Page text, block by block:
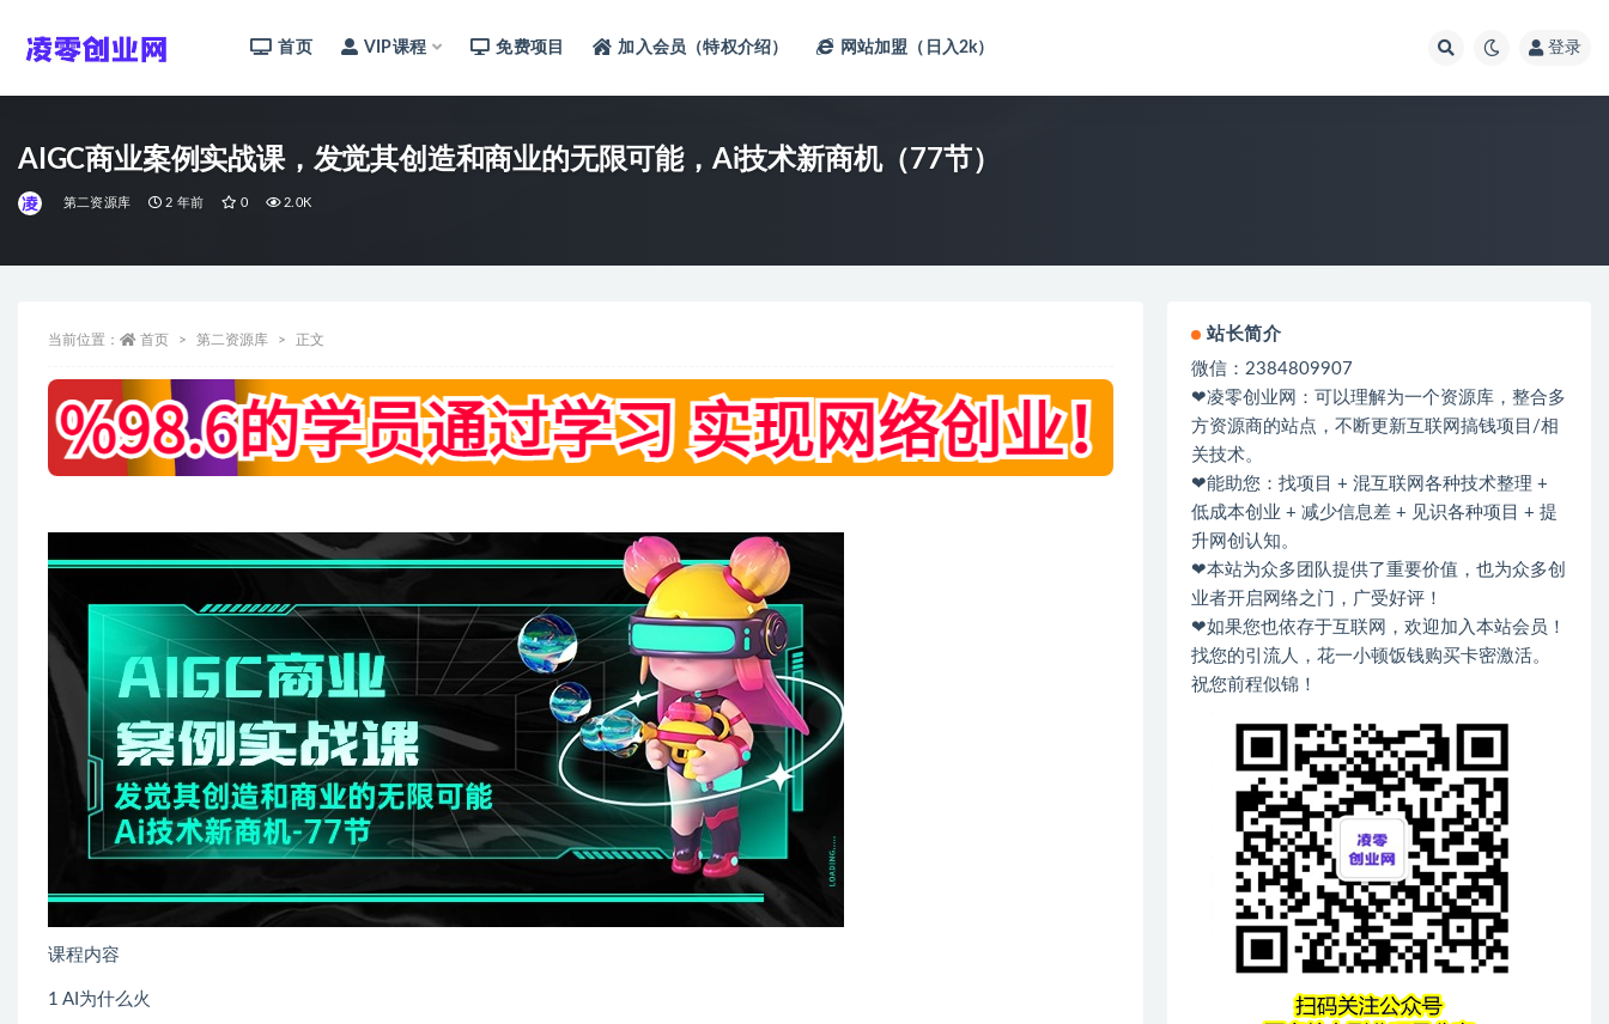
首页 VIP课程 免费项目 加入会员（特权介绍） 网站加盟（日入2k） 登录
AIGC商业案例实战课，发觉其创造和商业的无限可能，Ai技术新商机（77节）
第二资源库 2 年前 0 2.0K
当前位置： 首页 第二资源库 正文
课程内容
1 AI为什么火
站长简介
微信：2384809907
❤凌零创业网：可以理解为一个资源库，整合多
方资源商的站点，不断更新互联网搞钱项目/相
关技术。
❤能助您：找项目 + 混互联网各种技术整理 +
低成本创业 + 减少信息差 + 见识各种项目 + 提
升网创认知。
❤本站为众多团队提供了重要价值，也为众多创
业者开启网络之门，广受好评！
❤如果您也依存于互联网，欢迎加入本站会员！
找您的引流人，花一小顿饭钱购买卡密激活。
祝您前程似锦！